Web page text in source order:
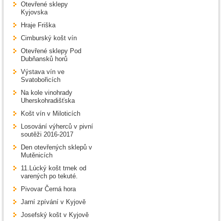
Otevřené sklepy
Kyjovska
Hraje Friška
Cimburský košt vín
Otevřené sklepy Pod
Dubňansků horů
Výstava vín ve
Svatobořicích
Na kole vinohrady
Uherskohradišťska
Košt vín v Miloticích
Losování výherců v pivní
soutěži 2016-2017
Den otevřených sklepů v
Mutěnicích
11.Lúcký košt trnek od
varených po tekuté.
Pivovar Černá hora
Jarní zpívání v Kyjově
Josefský košt v Kyjově